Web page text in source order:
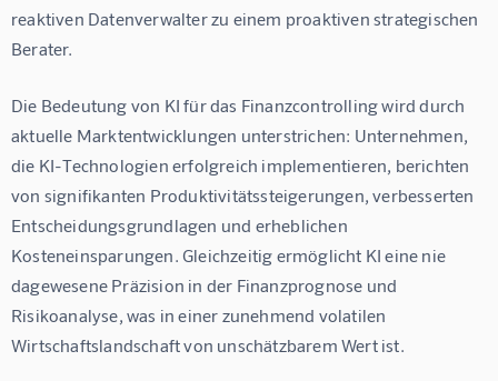
reaktiven Datenverwalter zu einem proaktiven strategischen
Berater.
Die Bedeutung von KI für das Finanzcontrolling wird durch
aktuelle Marktentwicklungen unterstrichen: Unternehmen,
die KI-Technologien erfolgreich implementieren, berichten
von signifikanten Produktivitätssteigerungen, verbesserten
Entscheidungsgrundlagen und erheblichen
Kosteneinsparungen. Gleichzeitig ermöglicht KI eine nie
dagewesene Präzision in der Finanzprognose und
Risikoanalyse, was in einer zunehmend volatilen
Wirtschaftslandschaft von unschätzbarem Wert ist.